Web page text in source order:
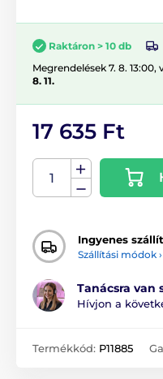
Raktáron > 10 db
Megrendelések 7. 8. 13:00,
8. 11.
17 635 Ft
Ingyenes
Szállítási módok ›
Tanácsra van
Hívjon a
Termékkód: P11885